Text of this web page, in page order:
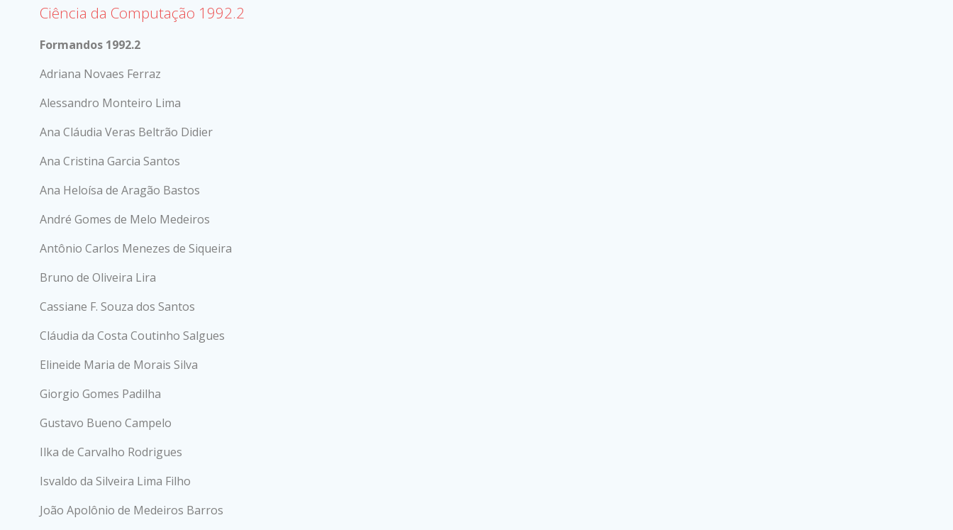
Ciência da Computação 1992.2
Formandos 1992.2
Adriana Novaes Ferraz
Alessandro Monteiro Lima
Ana Cláudia Veras Beltrão Didier
Ana Cristina Garcia Santos
Ana Heloísa de Aragão Bastos
André Gomes de Melo Medeiros
Antônio Carlos Menezes de Siqueira
Bruno de Oliveira Lira
Cassiane F. Souza dos Santos
Cláudia da Costa Coutinho Salgues
Elineide Maria de Morais Silva
Giorgio Gomes Padilha
Gustavo Bueno Campelo
Ilka de Carvalho Rodrigues
Isvaldo da Silveira Lima Filho
João Apolônio de Medeiros Barros